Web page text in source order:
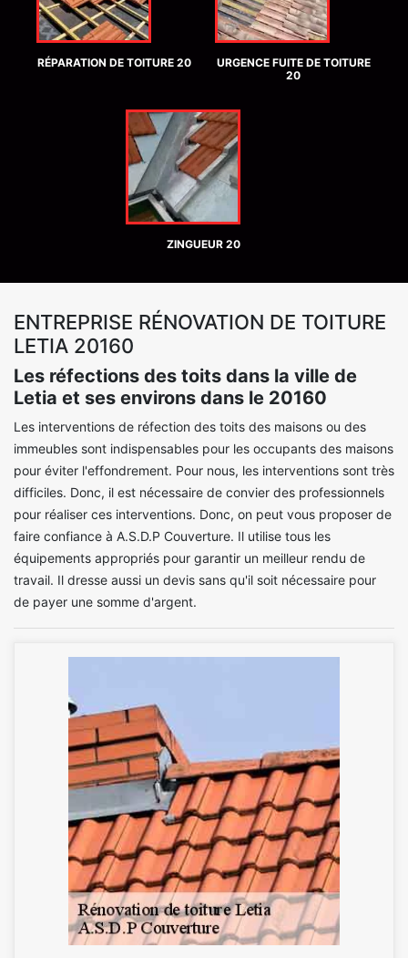
RÉPARATION DE TOITURE 20
URGENCE FUITE DE TOITURE
20
ZINGUEUR 20
ENTREPRISE RÉNOVATION DE TOITURE
LETIA 20160
Les réfections des toits dans la ville de
Letia et ses environs dans le 20160
Les interventions de réfection des toits des maisons ou des
immeubles sont indispensables pour les occupants des maisons
pour éviter l'effondrement. Pour nous, les interventions sont très
difficiles. Donc, il est nécessaire de convier des professionnels
pour réaliser ces interventions. Donc, on peut vous proposer de
faire confiance à A.S.D.P Couverture. Il utilise tous les
équipements appropriés pour garantir un meilleur rendu de
travail. Il dresse aussi un devis sans qu'il soit nécessaire pour
de payer une somme d'argent.